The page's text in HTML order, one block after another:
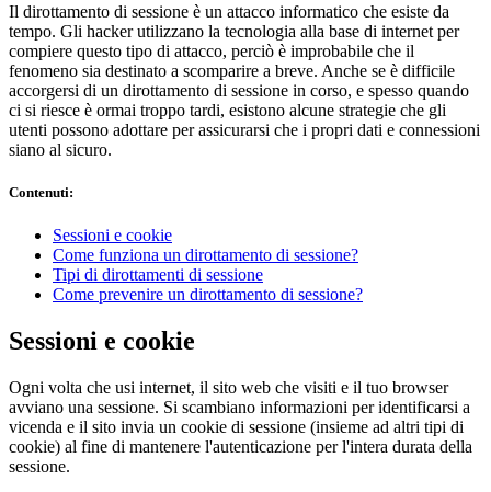
Il dirottamento di sessione è un attacco informatico che esiste da
tempo. Gli hacker utilizzano la tecnologia alla base di internet per
compiere questo tipo di attacco, perciò è improbabile che il
fenomeno sia destinato a scomparire a breve. Anche se è difficile
accorgersi di un dirottamento di sessione in corso, e spesso quando
ci si riesce è ormai troppo tardi, esistono alcune strategie che gli
utenti possono adottare per assicurarsi che i propri dati e connessioni
siano al sicuro.
Contenuti:
Sessioni e cookie
Come funziona un dirottamento di sessione?
Tipi di dirottamenti di sessione
Come prevenire un dirottamento di sessione?
Sessioni e cookie
Ogni volta che usi internet, il sito web che visiti e il tuo browser
avviano una sessione. Si scambiano informazioni per identificarsi a
vicenda e il sito invia un cookie di sessione (insieme ad altri tipi di
cookie) al fine di mantenere l'autenticazione per l'intera durata della
sessione.